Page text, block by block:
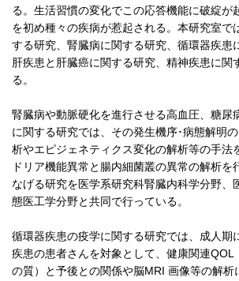
る。生活習慣の変化でこの応答機能に破綻が
を初め種々の疾病が惹起される。本研究室で
する研究、腎臓病に関する研究、循環器疾患
肝疾患と肝臓癌に関する研究、精神疾患に関
る。
腎臓病や動脈硬化を進行させる高血圧、糖尿
に関する研究では、その発生機序･病態解明
析やエピジェネティクス変化の解析等の手法
ドリア機能異常と腸内細菌叢の異常の解析を
なげる研究を医学系研究科腎臓内科学分野、
態医工学分野と共同で行っている。
循環器疾患の疫学に関する研究では、成人期
疾患の患者さんを対象として、健康関連
の質）と予後との関係や脳MRI 画像等の解析